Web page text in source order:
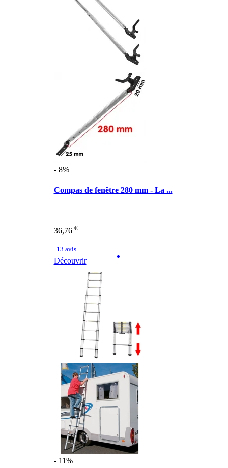
- 8%
Compas de fenêtre 280 mm - La ...
36,76 €
13 avis
Découvrir
- 11%